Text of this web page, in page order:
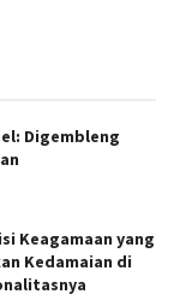
Digembleng
Keagamaan yang
Kedamaian di